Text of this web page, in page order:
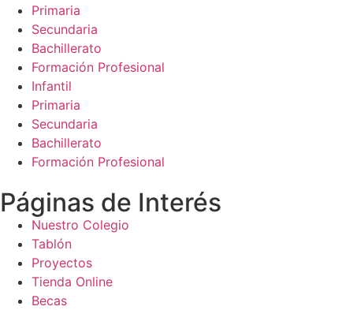
Primaria
Secundaria
Bachillerato
Formación Profesional
Infantil
Primaria
Secundaria
Bachillerato
Formación Profesional
Páginas de Interés
Nuestro Colegio
Tablón
Proyectos
Tienda Online
Becas